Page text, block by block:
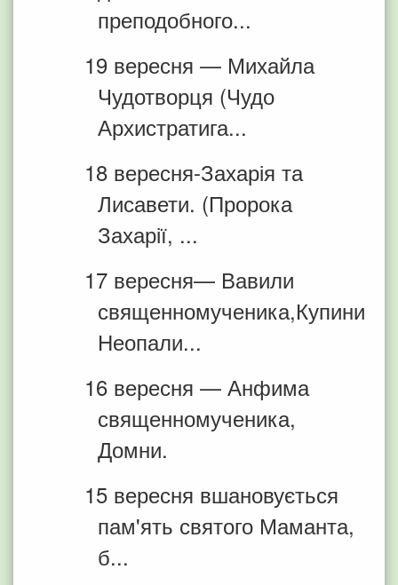
преподобного...
19 вересня — Михайла
Чудотворця (Чудо
Архистратига...
18 вересня-Захарія та
Лисавети. (Пророка
Захарії, ...
17 вересня— Вавили
священномученика,Купини
Неопали...
16 вересня — Анфима
священномученика,
Домни.
15 вересня вшановується
пам'ять святого Маманта,
б...